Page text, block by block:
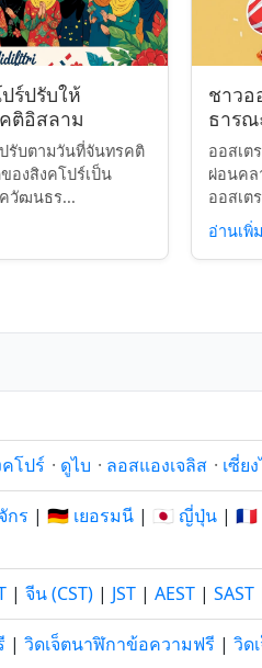
ร์ปรับให้
ติอิสลาม
รับตามวันที่จันทรคติ
องสิงคโปร์เป็น
วัฒนธร...
ชาวอ
ธารณ
ออสเต
ผ่อนคล
ออสเต
อ่านเพิ่
โปร์ · ดูไบ · ลอสแองเจลิส · เซี่ย
กร | 🇩🇪 เยอรมนี | 🇯🇵 ญี่ปุ่น | 🇫🇷
| จีน (CST) | JST | AEST | SAST
| วิดเจ็ตนาฬิกาข้อความฟรี | วิด